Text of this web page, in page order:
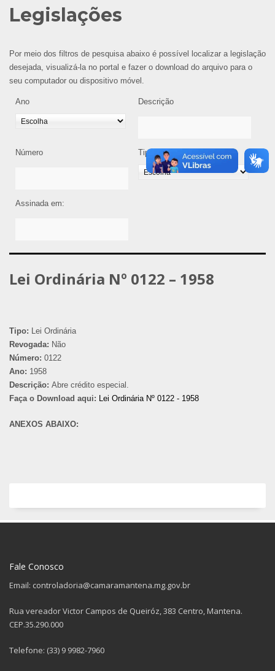
Legislações
Por meio dos filtros de pesquisa abaixo é possível localizar a legislação
desejada, visualizá-la no portal e fazer o download do arquivo para o
seu computador ou dispositivo móvel.
Ano Descrição
Número Tipo de Legislação
Assinada em:
Lei Ordinária Nº 0122 – 1958
Tipo: Lei Ordinária
Revogada: Não
Número: 0122
Ano: 1958
Descrição: Abre crédito especial.
Faça o Download aqui: Lei Ordinária Nº 0122 - 1958
ANEXOS ABAIXO:
Fale Conosco
Email: controladoria@camaramantena.mg.gov.br
Rua vereador Victor Campos de Queiróz, 383 Centro, Mantena.
CEP.35.290.000
Telefone: (33) 9 9982-7960